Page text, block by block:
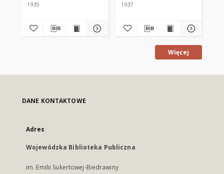
1935 1937
Więcej
DANE KONTAKTOWE
Adres
Wojewódzka Biblioteka Publiczna
im. Emilii Sukertowej-Biedrawiny